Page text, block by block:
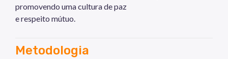
promovendo uma cultura de paz
e respeito mútuo.
Metodologia